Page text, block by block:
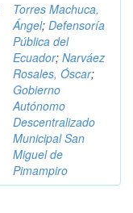
Torres Machuca,
Ángel; Defensoría
Pública del
Ecuador; Narváez
Rosales, Óscar;
Gobierno
Autónomo
Descentralizado
Municipal San
Miguel de
Pimampiro